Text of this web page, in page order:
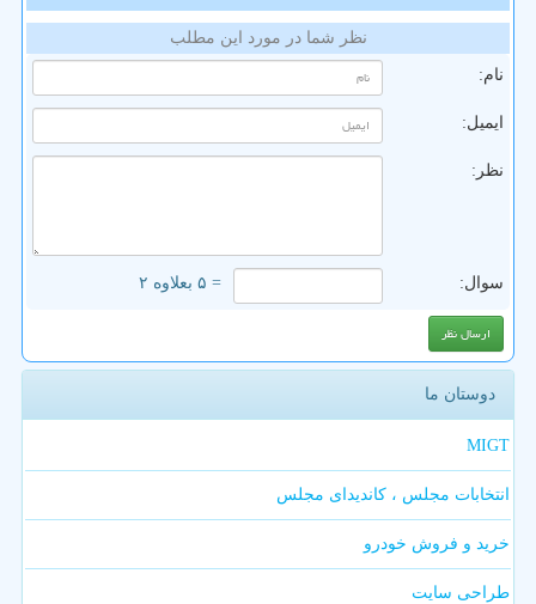
نظر شما در مورد این مطلب
نام:
ایمیل:
نظر:
سوال: = ۵ بعلاوه ۲
دوستان ما
MIGT
انتخابات مجلس ، کاندیدای مجلس
خرید و فروش خودرو
طراحی سایت